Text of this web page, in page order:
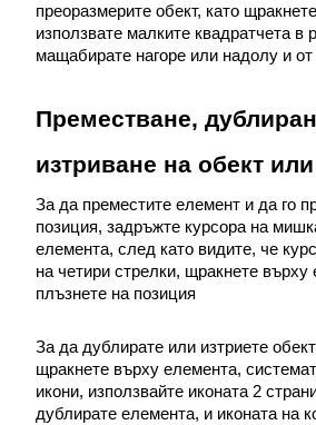
преоразмерите обект, като
използвате малките квадратчета в
мащабирате нагоре или надолу и от
Преместване,
изтриване на обект
За да преместите елемент и да го
позиция, задръжте курсора на
елемента, след като видите, че
на четири стрелки, щракнете върху
плъзнете на позиция
За да дублирате или изтриете
щракнете върху елемента,
икони, използвайте иконата 2
дублирате елемента, и иконата на